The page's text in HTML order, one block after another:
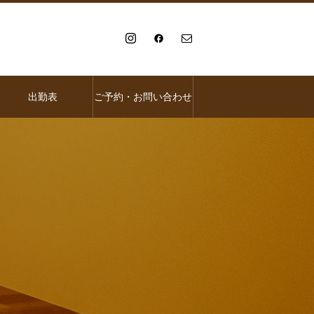
出勤表 ご予約・お問い合わせ